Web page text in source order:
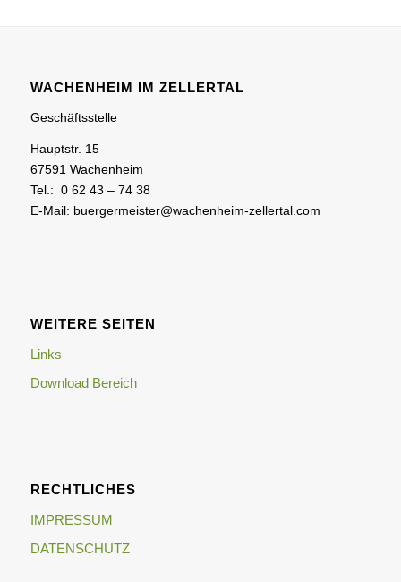
WACHENHEIM IM ZELLERTAL
Geschäftsstelle
Hauptstr. 15
67591 Wachenheim
Tel.: 0 62 43 – 74 38
E-Mail: buergermeister@wachenheim-zellertal.com
WEITERE SEITEN
Links
Download Bereich
RECHTLICHES
IMPRESSUM
DATENSCHUTZ